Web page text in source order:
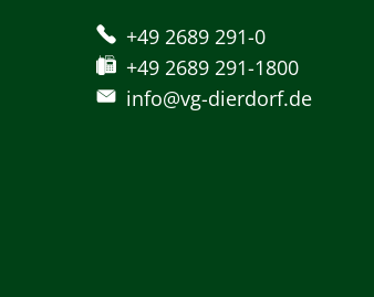
+49 2689 291-0
+49 2689 291-1800
info@vg-dierdorf.de